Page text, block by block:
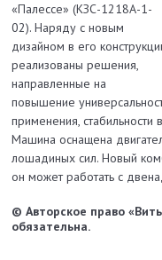
«Палессе» (КЗС-1218А-1-
02). Наряду с новым
дизайном в его
реализованы решения,
направленные на
повышение
применения, стабильности
Машина оснащена
лошадиных сил. Новый
он может работать с
© Авторское право
обязательна.